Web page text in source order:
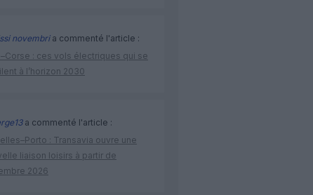
novembria commenté l'article :
: ces vols électriques qui se
à l’horizon 2030
a commenté l'article :
: Transavia ouvre une
liaison loisirs à partir de
2026